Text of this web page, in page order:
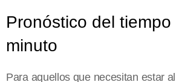
Pronóstico del
minuto
Para aquellos que necesitan estar